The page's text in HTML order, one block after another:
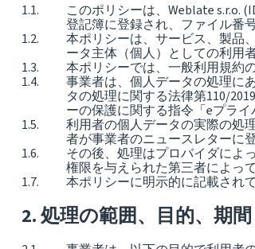
このポリシーは、Weblate s.r.o.
登記簿に登録され、ファイル番
本ポリシーは、サービス、製品
ータ主体（個人）としての利用
本ポリシーでは、一般利用規約
事業者は、個人データの処理に
タの処理に関する法律第110/
ーの保護に関する指令「eプライ
利用者の個人データの実際の処
者が事業者のニュースレターに
その後、処理はプロバイダによ
権限を与えられた第三者によっ
本ポリシーに明示的に記載され
処理の範囲、目的、期間